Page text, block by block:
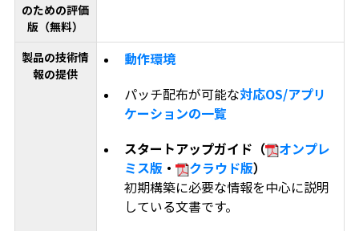
のための評価
版（無料）
製品の技術情
報の提供
動作環境
パッチ配布が可能な対応OS/アプリ
ケーションの一覧
スタートアップガイド（
オンプレ
ミス版・ クラウド版）
初期構築に必要な情報を中心に説明
している文書です。